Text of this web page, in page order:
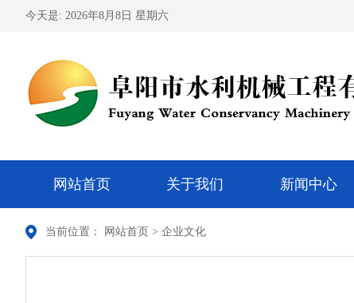
今天是: 2026年8月8日 星期六
网站首页 关于我们 新闻中心
当前位置： 网站首页 > 企业文化